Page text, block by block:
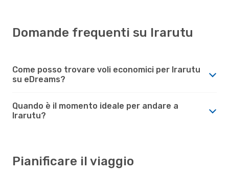
Domande frequenti su Irarutu
Come posso trovare voli economici per Irarutu
su eDreams?
Quando è il momento ideale per andare a
Irarutu?
Pianificare il viaggio